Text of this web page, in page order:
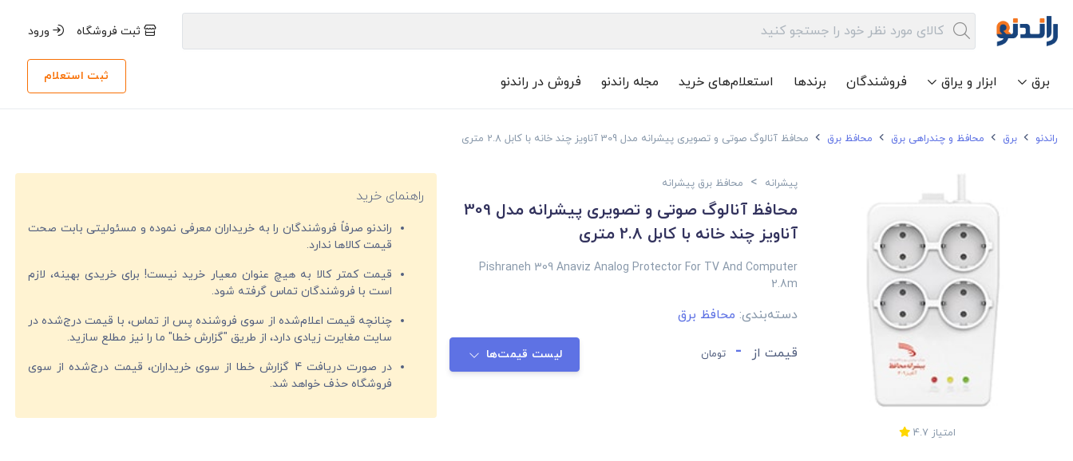
ثبت فروشگاه ورود
برق ابزار و یراق فروشندگان برندها استعلام‌های خرید مجله راندنو فروش در راندنو ثبت استعلام
راندنو برق محافظ و چندراهی برق محافظ برق محافظ آنالوگ صوتی و تصویری پیشرانه مدل 309 آناویز چند خانه با کابل 2.8 متری
امتیاز 4.7
پیشرانه > محافظ برق پیشرانه
محافظ آنالوگ صوتی و تصویری پیشرانه مدل 309
آناویز چند خانه با کابل 2.8 متری
Pishraneh 309 Anaviz Analog Protector For TV And Computer
2.8m
دسته‌بندی: محافظ برق
قیمت از - تومان لیست قیمت‌ها
راهنمای خرید
راندنو صرفاً فروشندگان را به خریداران معرفی نموده و مسئولیتی بابت صحت
قیمت‌ کالاها ندارد.
قیمت کمتر کالا به هیچ عنوان معیار خرید نیست! برای خریدی بهینه، لازم
است با فروشندگان تماس گرفته شود.
چنانچه قیمت اعلام‌شده از سوی فروشنده پس از تماس، با قیمت درج‌شده در
سایت مغایرت زیادی دارد، از طریق "گزارش خطا" ما را نیز مطلع سازید.
در صورت دریافت 4 گزارش خطا از سوی خریداران، قیمت درج‌شده از سوی
فروشگاه حذف خواهد شد.